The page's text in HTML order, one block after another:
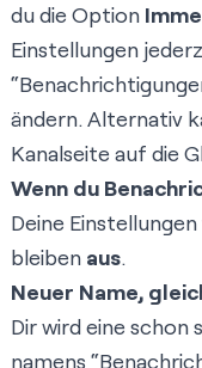
du die Option
Einstellungen
ändern. Alternativ
Kanalseite auf die
Wenn du
Deine
bleiben aus.
Neuer Name,
Dir wird eine schon
namens